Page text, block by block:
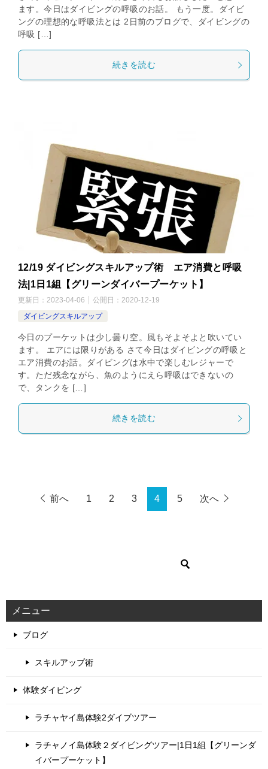
ます。今日はダイビングの呼吸のお話。 もう一度。ダイビ
ングの理想的な呼吸法とは 2日前のブログで、ダイビングの
呼吸 […]
続きを読む
12/19 ダイビングスキルアップ術 エア消費と呼吸
法|1日1組【グリーンダイバープーケット】
更新日： 2023-04-06 公開日： 2020-12-19
ダイビングスキルアップ
今日のプーケットは少し曇り空。風もそよそよと吹いてい
ます。 エアには限りがある さて今日はダイビングの呼吸と
エア消費のお話。ダイビングは水中で楽しむレジャーで
す。ただ残念ながら、魚のようにえら呼吸はできないの
で、タンクを […]
続きを読む
前へ 1 2 3 4 5 次へ
メニュー
ブログ
スキルアップ術
体験ダイビング
ラチャヤイ島体験2ダイブツアー
ラチャノイ島体験２ダイビングツアー|1日1組【グリーンダ
イバープーケット】